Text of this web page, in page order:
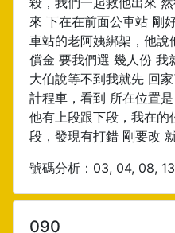
來 下在在前面公車站 剛
車站的老阿姨綁架，他
償金 要我們選 幾人份 我
大伯說等不到我就先 回
計程車，看到 所在位置
他有上段跟下段，我在
段，發現有打錯 剛要改
號碼分析：03, 04, 08,
090